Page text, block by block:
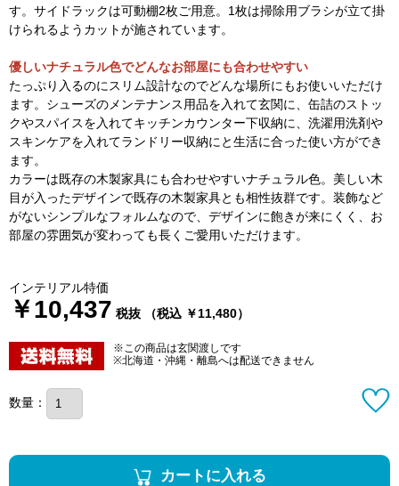
す。サイドラックは可動棚2枚ご用意。1枚は掃除用ブラシが立て掛
けられるようカットが施されています。
優しいナチュラル色でどんなお部屋にも合わせやすい
たっぷり入るのにスリム設計なのでどんな場所にもお使いいただけ
ます。シューズのメンテナンス用品を入れて玄関に、缶詰のストッ
クやスパイスを入れてキッチンカウンター下収納に、洗濯用洗剤や
スキンケアを入れてランドリー収納にと生活に合った使い方ができ
ます。
カラーは既存の木製家具にも合わせやすいナチュラル色。美しい木
目が入ったデザインで既存の木製家具とも相性抜群です。装飾など
がないシンプルなフォルムなので、デザインに飽きが来にくく、お
部屋の雰囲気が変わっても長くご愛用いただけます。
インテリアル特価
￥10,437 税抜 （税込 ￥11,480）
※この商品は玄関渡しです
※北海道・沖縄・離島へは配送できません
数量：
カートに入れる